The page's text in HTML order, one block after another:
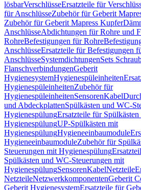
lösbarVerschlüsseErsatzteile für
für AnschlüsseZubehör für Geberit
Zubehör für Geberit Mapress Kupfer
AnschlüsseAbdichtungen für Rohre und
RohreBefestigungen für Rohre
AnschlüsseErsatzteile für Befestigungen
AnschlüsseSystemdichtungenSets
FlanschverbindungenGeberit
HygienesystemHygienespüleinheiten
HygienespüleinheitenZubehör für
HygienespüleinheitenSensorenKabel
und AbdeckplattenSpülkästen und WC-
HygienespülungErsatzteile für
HygienespülungUP-Spülkästen mit
HygienespülungHygieneeinbaumodule
HygieneeinbaumoduleZubehör für
Steuerungen mit Hygienespülung
Spülkästen und WC-Steuerungen mit
HygienespülungSensorenKabelNetzteile
NetzteileNetzwerkkomponentenGeberit
Geberit HygienesystemErsatzteile für